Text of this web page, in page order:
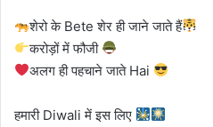
शेरो के Bete शेर ही जाने जाते हैं
करोड़ों में फौजी
अलग ही पहचाने जाते Hai
हमारी Diwali में इस लिए